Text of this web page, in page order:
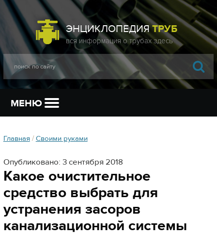
ЭНЦИКЛОПЕДИЯТРУБ
МЕНЮ
Главная /Своими руками
Опубликовано: 3 сентября 2018
Какое очистительное
средство выбрать для
устранения засоров
канализационной системы